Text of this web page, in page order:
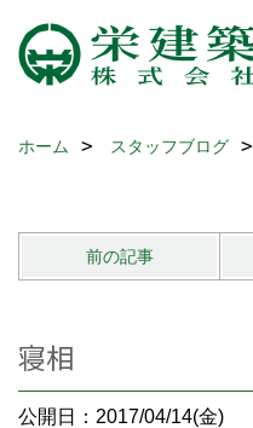
ホーム スタッフブログ
前の記事
寝相
公開日：2017/04/14(金)